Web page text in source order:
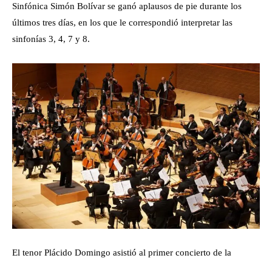
Sinfónica Simón Bolívar se ganó aplausos de pie durante los
últimos tres días, en los que le correspondió interpretar las
sinfonías 3, 4, 7 y 8.
El tenor Plácido Domingo asistió al primer concierto de la